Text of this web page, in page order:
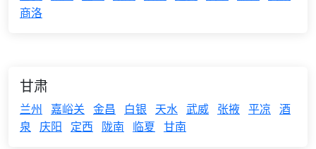
商洛
甘肃
兰州 嘉峪关 金昌 白银 天水 武威 张掖 平凉 酒
泉
庆阳 定西 陇南 临夏 甘南